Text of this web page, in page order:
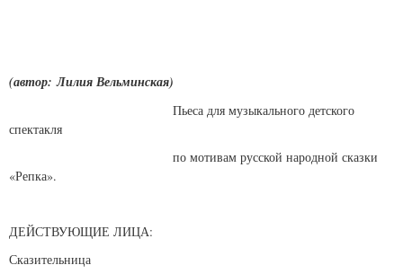
(автор: Лилия Вельминская)
Пьеса для музыкального детского
спектакля
по мотивам русской народной сказки
«Репка».
ДЕЙСТВУЮЩИЕ ЛИЦА:
Сказительница